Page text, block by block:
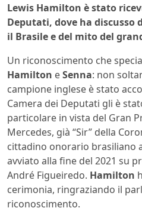
Lewis Hamilton è stato
Deputati, dove ha discusso
il Brasile e del mito del
Un riconoscimento che
Hamilton eSenna: non
campione inglese è stato
Camera dei Deputati gli è
particolare in vista del Gran
Mercedes, già “Sir” della
cittadino onorario brasiliano
avviato alla fine del 2021 su
André Figueiredo. Hamilton
cerimonia, ringraziando il
riconoscimento.